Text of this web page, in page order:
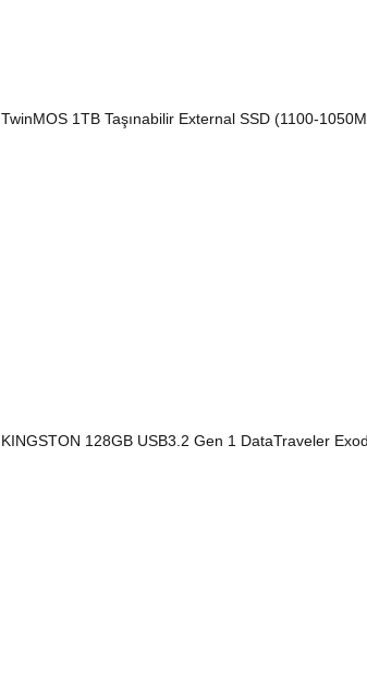
TwinMOS 1TB Taşınabilir External SSD (1100-
KINGSTON 128GB USB3.2 Gen 1 DataTraveler